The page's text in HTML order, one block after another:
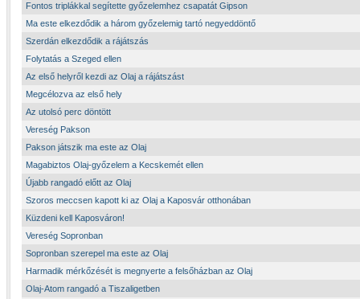
Fontos triplákkal segítette győzelemhez csapatát Gipson
Ma este elkezdődik a három győzelemig tartó negyeddöntő
Szerdán elkezdődik a rájátszás
Folytatás a Szeged ellen
Az első helyről kezdi az Olaj a rájátszást
Megcélozva az első hely
Az utolsó perc döntött
Vereség Pakson
Pakson játszik ma este az Olaj
Magabiztos Olaj-győzelem a Kecskemét ellen
Újabb rangadó előtt az Olaj
Szoros meccsen kapott ki az Olaj a Kaposvár otthonában
Küzdeni kell Kaposváron!
Vereség Sopronban
Sopronban szerepel ma este az Olaj
Harmadik mérkőzését is megnyerte a felsőházban az Olaj
Olaj-Atom rangadó a Tiszaligetben